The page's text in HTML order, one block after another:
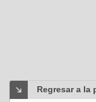
Regresar a la